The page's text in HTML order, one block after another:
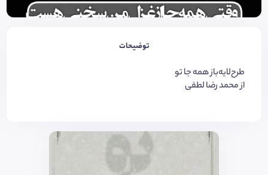
توضیحات
طرح‌لایه‌باز همه جا تو
از محمد رضا لطفی